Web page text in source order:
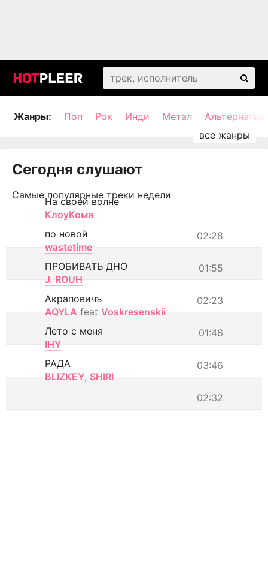
Жанры: Поп Рок Инди Метал
Сегодня слушают
Самые популярные треки недели
На своей волне
КлоуКома
02:28
по новой
wastetime
01:55
ПРОБИВАТЬ ДНО
J. ROUH
02:23
Акраповичъ
AQYLA feat Voskresenskii
01:46
Лето с меня
IHY
03:46
РАДА
BLIZKEY, SHIRI
02:32